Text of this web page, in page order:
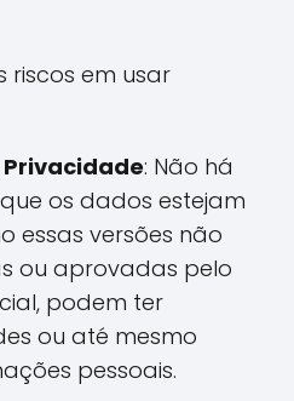
riscos em usar
: Não há
os dados estejam
essas versões não
ou aprovadas pelo
podem ter
ou até mesmo
pessoais.